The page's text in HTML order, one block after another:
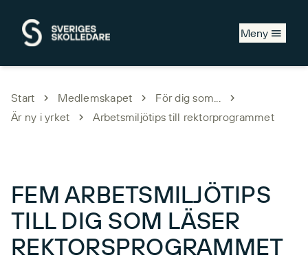
Meny
Start Medlemskapet
För dig som...
Är ny i yrket
Arbetsmiljötips till rektorprogrammet
FEM ARBETSMILJÖTIPS
TILL DIG SOM LÄSER
REKTORSPROGRAMMET